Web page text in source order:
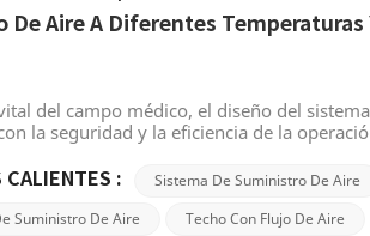
De Aire A Diferentes Temperaturas
del campo médico, el diseño del
la seguridad y la eficiencia de la
médicos y pacientes en cuanto a
un sistema de suministro de aire
y velocidades. Análisis de los
CALIENTES : Sistema De Suministro De Aire
Suministro De Aire
Techo Con Flujo De Aire